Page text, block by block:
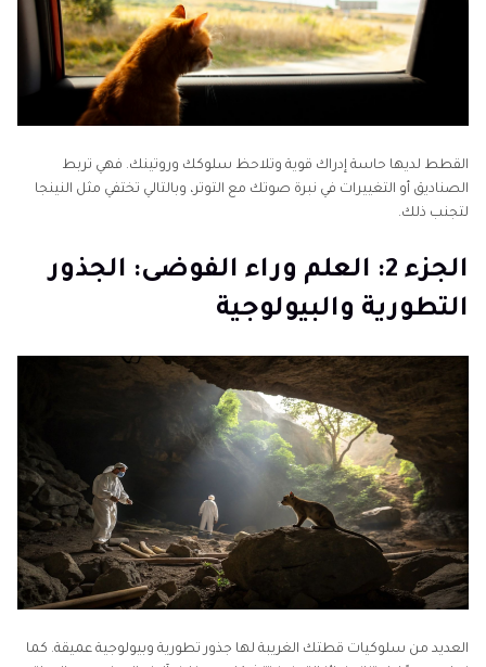
القطط لديها حاسة إدراك قوية وتلاحظ سلوكك وروتينك. فهي تربط
الصناديق أو التغييرات في نبرة صوتك مع التوتر، وبالتالي تختفي مثل النينجا
لتجنب ذلك.
الجزء 2: العلم وراء الفوضى: الجذور
التطورية والبيولوجية
العديد من سلوكيات قطتك الغريبة لها جذور تطورية وبيولوجية عميقة. كما